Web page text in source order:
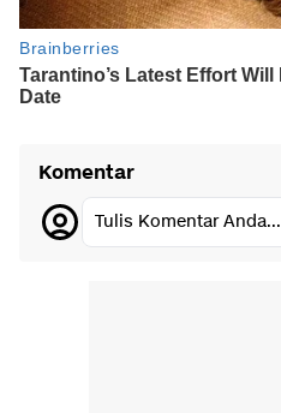
Komentar
Tulis Komentar Anda...